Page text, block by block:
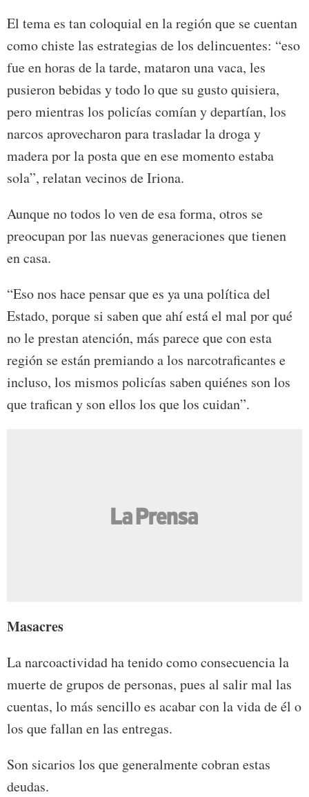
El tema es tan coloquial en la región que se cuentan
como chiste las estrategias de los delincuentes: “eso
fue en horas de la tarde, mataron una vaca, les
pusieron bebidas y todo lo que su gusto quisiera,
pero mientras los policías comían y departían, los
narcos aprovecharon para trasladar la droga y
madera por la posta que en ese momento estaba
sola”, relatan vecinos de Iriona.
Aunque no todos lo ven de esa forma, otros se
preocupan por las nuevas generaciones que tienen
en casa.
“Eso nos hace pensar que es ya una política del
Estado, porque si saben que ahí está el mal por qué
no le prestan atención, más parece que con esta
región se están premiando a los narcotraficantes e
incluso, los mismos policías saben quiénes son los
que trafican y son ellos los que los cuidan”.
Masacres
La narcoactividad ha tenido como consecuencia la
muerte de grupos de personas, pues al salir mal las
cuentas, lo más sencillo es acabar con la vida de él o
los que fallan en las entregas.
Son sicarios los que generalmente cobran estas
deudas.